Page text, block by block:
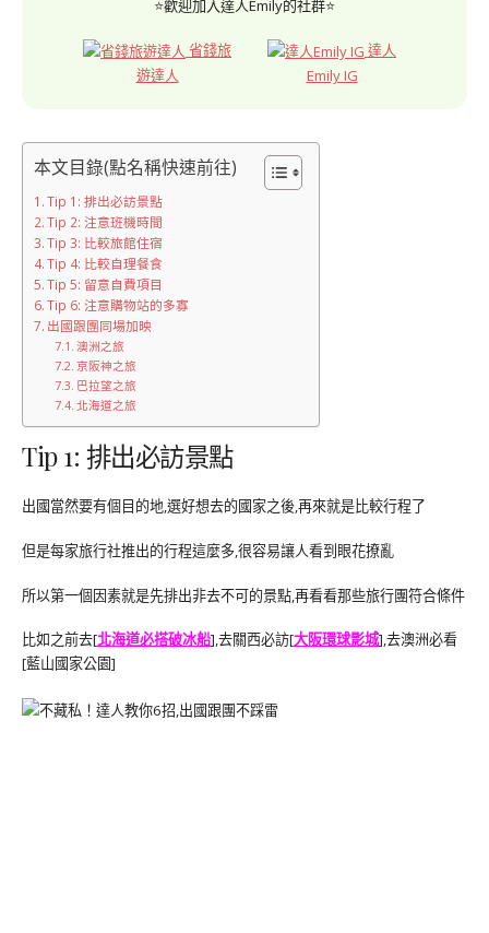
⭐歡迎加入達人Emily的社群⭐
省錢旅
遊達人
達人
Emily IG
本文目錄(點名稱快速前往)
Tip 1: 排出必訪景點
Tip 2: 注意班機時間
Tip 3: 比較旅館住宿
Tip 4: 比較自理餐食
Tip 5: 留意自費項目
Tip 6: 注意購物站的多寡
出國跟團同場加映
澳洲之旅
京阪神之旅
巴拉望之旅
北海道之旅
Tip 1: 排出必訪景點
出國當然要有個目的地,選好想去的國家之後,再來就是比較行程了
但是每家旅行社推出的行程這麼多,很容易讓人看到眼花撩亂
所以第一個因素就是先排出非去不可的景點,再看看那些旅行團符合條件
比如之前去[北海道必搭破冰船],去關西必訪[大阪環球影城],去澳洲必看
[藍山國家公園]